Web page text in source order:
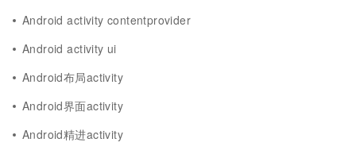
Android activity contentprovider
Android activity ui
Android布局activity
Android界面activity
Android精进activity